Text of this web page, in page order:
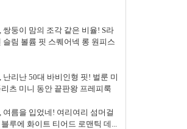
쌍둥이 맘의 조각 같은 비율! S라
슬림 볼륨 핏 스퀘어넥 롱 원피스
난리난 50대 바비인형 핏! 벌룬 미
츠 미니 동안 끝판왕 프레피룩
여름을 입었네! 여리여리 섬머걸
루에 화이트 티어드 로맨틱 데...